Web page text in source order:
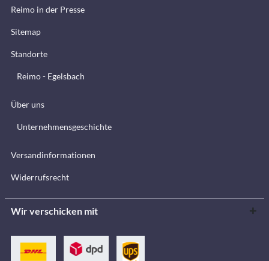
Reimo in der Presse
Sitemap
Standorte
Reimo - Egelsbach
Über uns
Unternehmensgeschichte
Versandinformationen
Widerrufsrecht
Wir verschicken mit